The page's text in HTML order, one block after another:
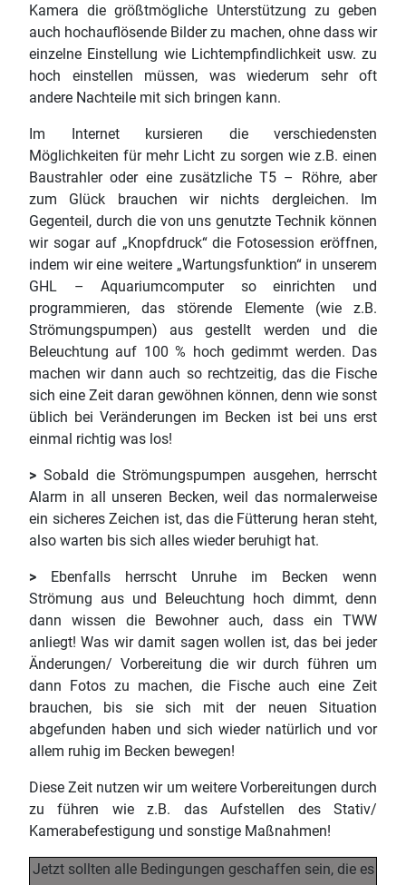
Kamera die größtmögliche Unterstützung zu geben
auch hochauflösende Bilder zu machen, ohne dass wir
einzelne Einstellung wie Lichtempfindlichkeit usw. zu
hoch einstellen müssen, was wiederum sehr oft
andere Nachteile mit sich bringen kann.
Im Internet kursieren die verschiedensten
Möglichkeiten für mehr Licht zu sorgen wie z.B. einen
Baustrahler oder eine zusätzliche T5 – Röhre, aber
zum Glück brauchen wir nichts dergleichen. Im
Gegenteil, durch die von uns genutzte Technik können
wir sogar auf „Knopfdruck“ die Fotosession eröffnen,
indem wir eine weitere „Wartungsfunktion“ in unserem
GHL – Aquariumcomputer so einrichten und
programmieren, das störende Elemente (wie z.B.
Strömungspumpen) aus gestellt werden und die
Beleuchtung auf 100 % hoch gedimmt werden. Das
machen wir dann auch so rechtzeitig, das die Fische
sich eine Zeit daran gewöhnen können, denn wie sonst
üblich bei Veränderungen im Becken ist bei uns erst
einmal richtig was los!
> Sobald die Strömungspumpen ausgehen, herrscht
Alarm in all unseren Becken, weil das normalerweise
ein sicheres Zeichen ist, das die Fütterung heran steht,
also warten bis sich alles wieder beruhigt hat.
> Ebenfalls herrscht Unruhe im Becken wenn
Strömung aus und Beleuchtung hoch dimmt, denn
dann wissen die Bewohner auch, dass ein TWW
anliegt! Was wir damit sagen wollen ist, das bei jeder
Änderungen/ Vorbereitung die wir durch führen um
dann Fotos zu machen, die Fische auch eine Zeit
brauchen, bis sie sich mit der neuen Situation
abgefunden haben und sich wieder natürlich und vor
allem ruhig im Becken bewegen!
Diese Zeit nutzen wir um weitere Vorbereitungen durch
zu führen wie z.B. das Aufstellen des Stativ/
Kamerabefestigung und sonstige Maßnahmen!
Jetzt sollten alle Bedingungen geschaffen sein, die es